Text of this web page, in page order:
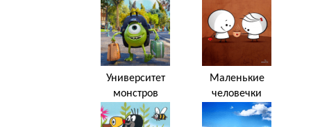
Университет
монстров
Маленькие
человечки